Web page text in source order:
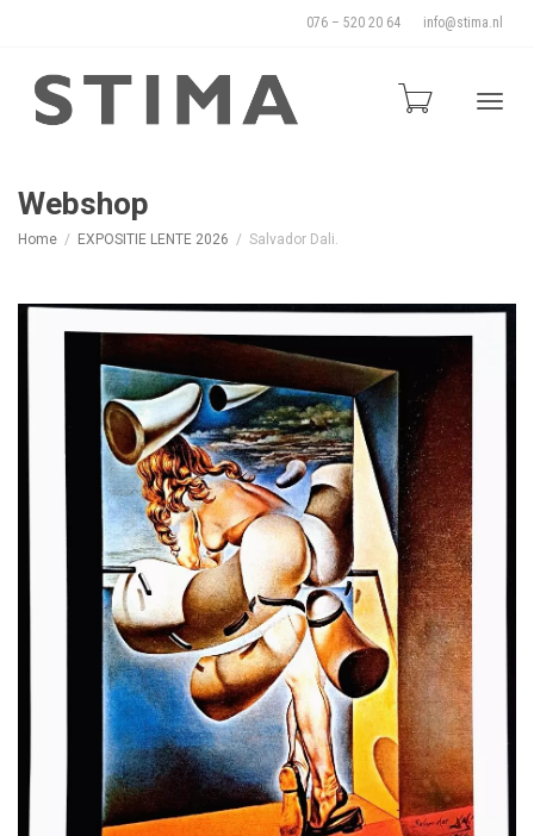
076 – 520 20 64 info@stima.nl
Webshop
Home EXPOSITIE LENTE 2026 Salvador Dali.